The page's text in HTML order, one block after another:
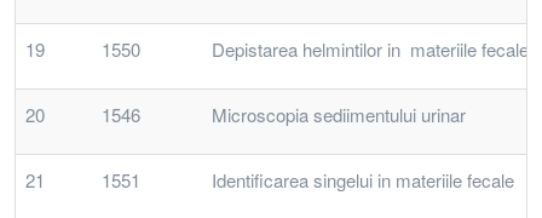
19 1550 Depistarea helmintilor in materiile fecale
20 1546 Microscopia sediimentului urinar
21 1551
Identificarea singelui in materiile fecale